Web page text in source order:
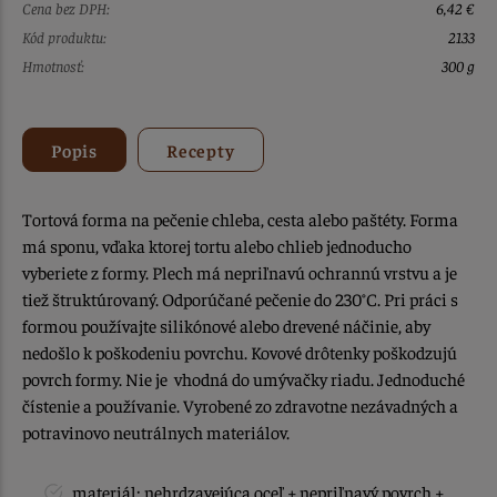
Cena bez DPH:
6,42 €
Kód produktu:
2133
Hmotnosť:
300 g
Popis Recepty
Tortová forma na pečenie chleba, cesta alebo paštéty. Forma
má sponu, vďaka ktorej tortu alebo chlieb jednoducho
vyberiete z formy. Plech má nepriľnavú ochrannú vrstvu a je
tiež štruktúrovaný. Odporúčané pečenie do 230°C. Pri práci s
formou používajte silikónové alebo drevené náčinie, aby
nedošlo k poškodeniu povrchu. Kovové drôtenky poškodzujú
povrch formy. Nie je vhodná do umývačky riadu. Jednoduché
čístenie a používanie. Vyrobené zo zdravotne nezávadných a
potravinovo neutrálnych materiálov.
materiál: nehrdzavejúca oceľ + nepriľnavý povrch +